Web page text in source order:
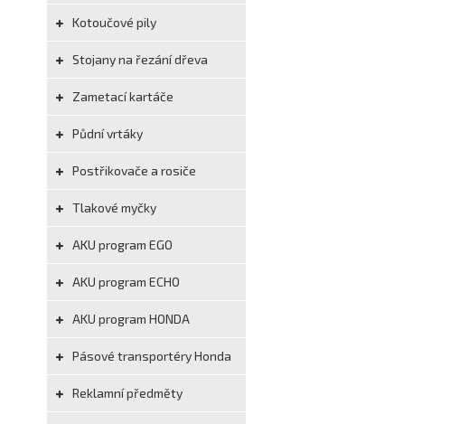
Kotoučové pily
Stojany na řezání dřeva
Zametací kartáče
Půdní vrtáky
Postřikovače a rosiče
Tlakové myčky
AKU program EGO
AKU program ECHO
AKU program HONDA
Pásové transportéry Honda
Reklamní předměty